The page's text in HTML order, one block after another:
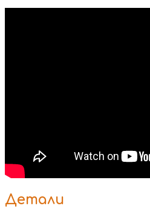
Детали